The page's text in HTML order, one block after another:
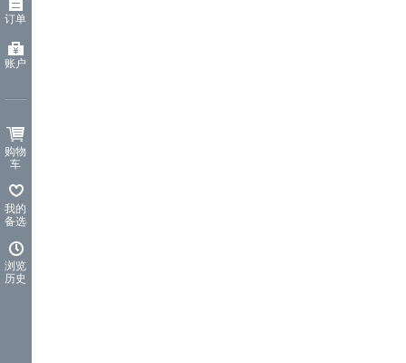
订单
账户
购物
车
我的
备选
浏览
历史